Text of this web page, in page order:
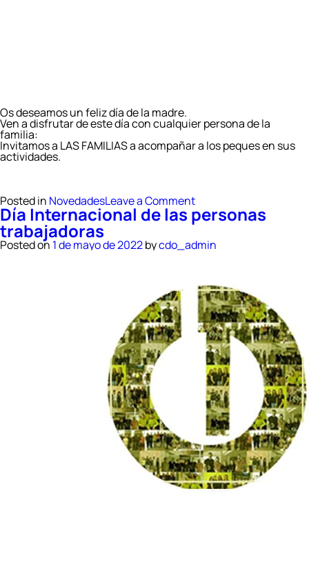
Os deseamos un feliz día de la madre.
Ven a disfrutar de este día con cualquier persona de la
familia:
Invitamos a LAS FAMILIAS a acompañar a los peques en sus
actividades.
Posted in NovedadesLeave a Commenton
Día
de
madres
Día Internacional de las personas
trabajadoras
Posted on 1 de mayo de 2022bycdo_admin